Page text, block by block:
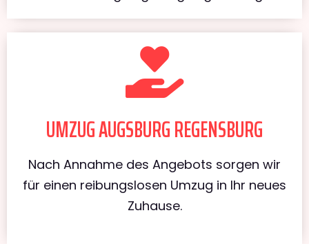
UMZUG AUGSBURG REGENSBURG
Nach Annahme des Angebots sorgen wir
für einen reibungslosen Umzug in Ihr neues
Zuhause.